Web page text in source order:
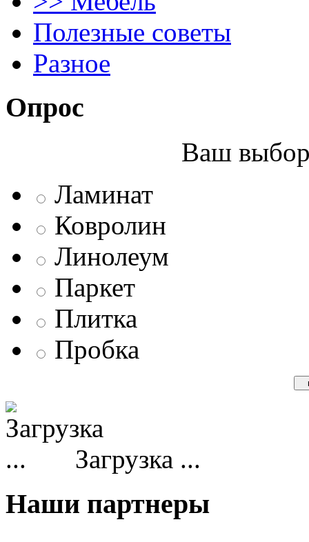
Полезные советы
Разное
Опрос
Ваш выбор
Ламинат
Ковролин
Линолеум
Паркет
Плитка
Пробка
Загрузка ...
Наши партнеры